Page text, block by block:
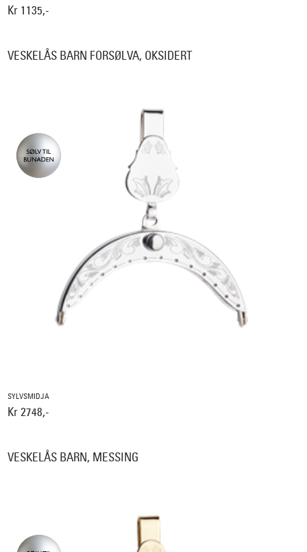
Kr 1135,-
VESKELÅS BARN FORSØLVA, OKSIDERT
SYLVSMIDJA
Kr 2748,-
VESKELÅS BARN, MESSING